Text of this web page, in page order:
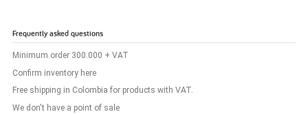
Frequently asked questions
Minimum order 300.000 + VAT
Confirm inventory here
Free shipping in Colombia for products with VAT.
We don't have a point of sale